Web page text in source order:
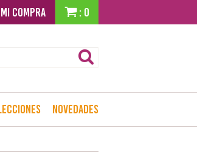
MI COMPRA : 0
Novedades